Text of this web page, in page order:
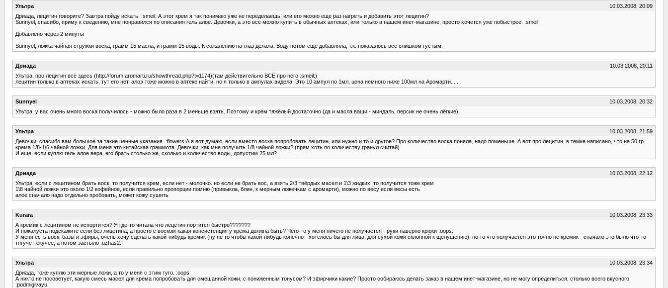
Ультра
10.03.2008, 20:09
Дриада, лецитин говорите? Завтра пойду искать. :smeil: А этот крем я так понимаю уже не переделаешь, или его можно еще раз нагреть и добавить этот лецитин?
Sunnyel, спасибо, приму к сведению, мне понравился по описания гель алое. Девочки, а это все можно купить в обычных аптеках, или только в нашем инет-магазине, просто хочется уже побыстрее. :smeil:
Добавлено через 2 минуты
Sunnyel, ложка чайная стружки воска, грамм 15 масла, и грамм 15 воды. К сожалению на глаз делала. Воду потом еще добавляла, т.к. показалось все слишком густым.
Дриада
10.03.2008, 20:11
Ультра, про лецитин всё здесь (http://forum.aromarti.ru/showthread.php?t=1174)(там действительно ВСЁ про него :smeil:)
лецитин только в аптеках искать, тут его нет, алоэ тоже можно в аптеке найти, но я только в ампулах видела. Это 10 ампул по 1мл, цена немного ниже 100мл на Аромарти.....
Sunnyel
10.03.2008, 20:32
Ультра, у вас очень много воска получилось - можно было раза в 2 меньше взять. Поэтому и крем тяжёлый достаточно (да и масла ваши - миндаль, персик не очень лёгкие)
Ультра
10.03.2008, 21:59
Девочки, спасибо вам большое за такие ценные указания. :flowers:А я вот думаю, если вместо воска попробовать лецитин, или нужно и то и другое? Про количество воска поняла, надо поменьше. А вот про лецитин, в темке написано, что на 50 гр
крема 1/8-1/6 чайной ложки. Для меня это китайская граммота. Девочки, как мне получить 1/8 чайной ложки? (прям хоть по количеству гранул считай)
И еще, если куплю гель алое вера, его брать столько же, сколько и количество воды, допустим 25 мл?
Дриада
10.03.2008, 22:12
Ультра, если с лецитином брать воск, то получится крем, если нет - молочко. но если не брать вос, а взять 2\3 твёрдых масел и 1\3 жидких, то получится тоже крем
1\8 чайной ложки это около 1\2 кофейное, если правильно пропорции помню (привыкла, блин, к мерным ложечкам с аромарти), можно по весу если весы есть
алое сначало надо отдельно пробовать, может кожу сушить
Kurara
10.03.2008, 23:33
А кремик с лецитином не испортится? Я где-то читала что лецетин портится быстро???????
И пожалуста подскажите если без лицетина, а просто с воском какая консистенция у крема должна быть? Чего-то у меня ничего не получается - руки наверно крюки :oops:
У меня есть воск, базы и эфиры, очень хочу сделать какой-нибудь кремик (ну не то чтобы какой-нибудь конечно - хотелось бы для лица, для сухой кожи склонной к щелушению), но то что получается это точно не кремик - сначало это было что-то
тягуче-текучее, а потом застыло :uzhas2:
Ультра
10.03.2008, 23:34
Дриада, тоже куплю эти мерные ложи, а то у меня с этим туго. :oops:
А никто не посоветует, какую смесь масел для крема попробовать для смешанной кожи, с пониженным тонусом? И эфирчики какие? Просто собираюсь делать заказ в нашем инет-магазине, но не могу определиться, столько всего вкусного.
:podmigivayu: